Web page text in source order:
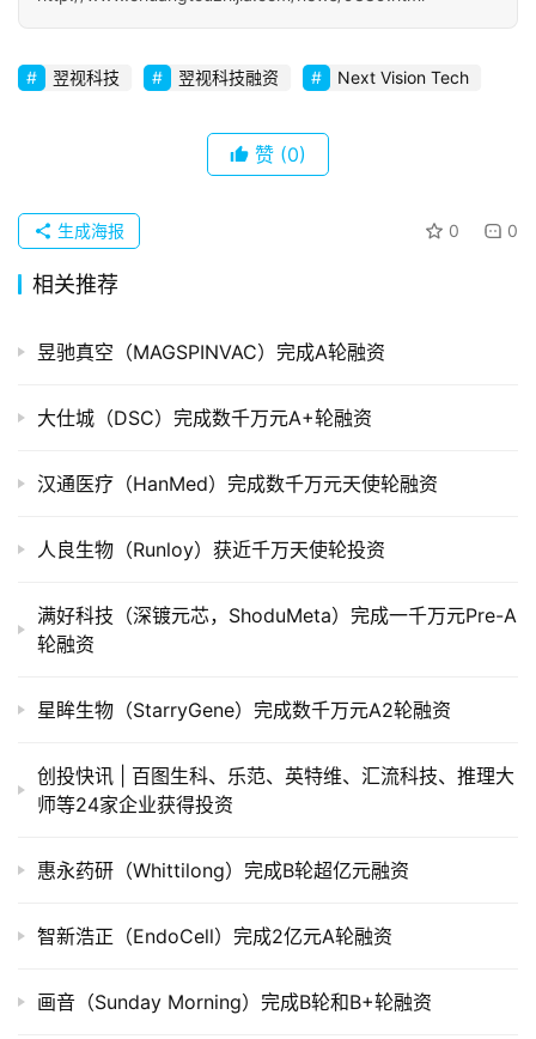
初
创
企
牌
发
布
购
组
公
创
数
据
创
业
院
翌视科技 翌视科技融资 Next Vision Tech
赞 (0)
0 0
生成海报
相关推荐
昱驰真空（MAGSPINVAC）完成A轮融资
大仕城（DSC）完成数千万元A+轮融资
汉通医疗（HanMed）完成数千万元天使轮融资
人良生物（Runloy）获近千万天使轮投资
满好科技（深镀元芯，ShoduMeta）完成一千万元Pre-A
轮融资
星眸生物（StarryGene）完成数千万元A2轮融资
创投快讯 | 百图生科、​乐范、英特维、汇流科技、推理大
师等24家企业获得投资
惠永药研（Whittilong）完成B轮超亿元融资
智新浩正（EndoCell）完成2亿元A轮融资
画音（Sunday Morning）完成B轮和B+轮融资